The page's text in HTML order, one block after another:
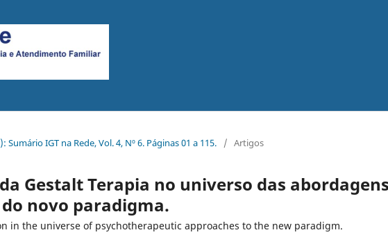
Sumário IGT na Rede, Vol. 4, Nº 6. Páginas 01 a 115. / Artigos
Gestalt Terapia no universo das abordagens
novo paradigma.
in the universe of psychotherapeutic approaches to the new paradigm.